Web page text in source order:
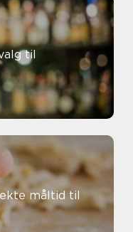
til
måltid til